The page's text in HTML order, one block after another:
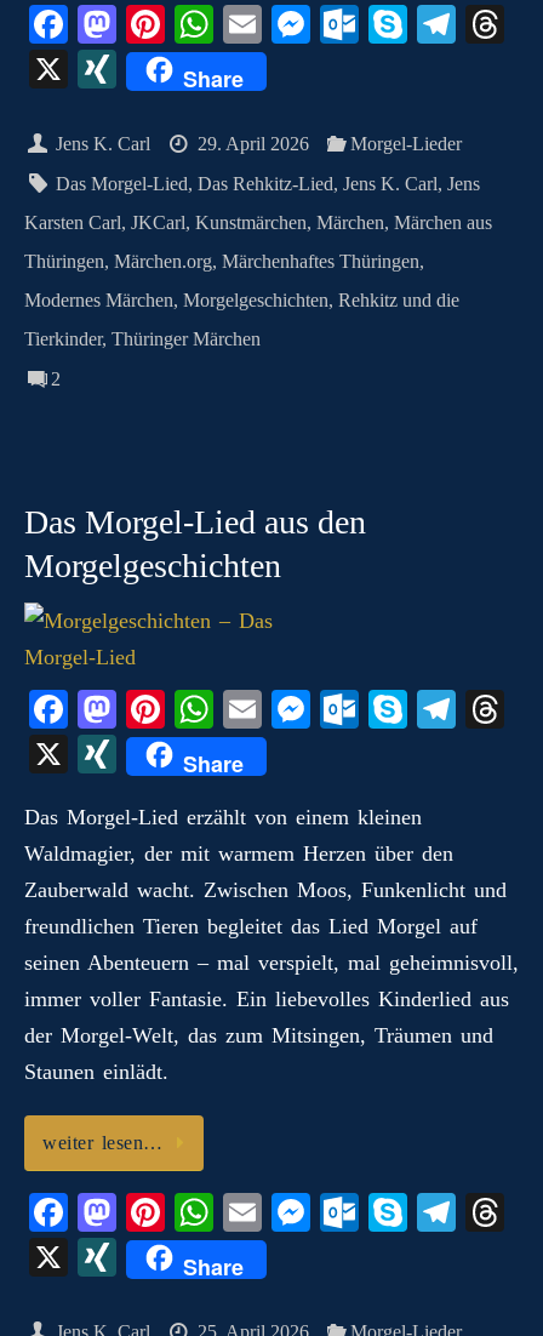
Fa
ce
bo
ok
M
as
to
do
n
Pi
nt
er
es
t
W
ha
ts
A
pp
E
m
ail
M
ng
er
O
ok
.c
o
m
S
Te
a
m
X
X
N
G
Share
Jens K. Carl 29. April 2026
Morgel-Lieder
Das Morgel-Lied,Das Rehkitz-Lied,Jens K. Carl,Jens
Karsten Carl, JKCarl, Kunstmärchen, Märchen, Märchen aus
Thüringen, Märchen.org, Märchenhaftes Thüringen,
Modernes Märchen, Morgelgeschichten, Rehkitz und die
Tierkinder, Thüringer Märchen
2
Das Morgel-Lied aus den
Morgelgeschichten
Fa
ce
bo
ok
M
as
to
do
n
Pi
nt
er
es
t
W
ha
ts
A
pp
E
m
ail
M
ng
er
O
ok
.c
o
m
S
Te
X
X
N
G
Share
Das Morgel‑Lied erzählt von einem kleinen
Waldmagier, der mit warmem Herzen über den
Zauberwald wacht. Zwischen Moos, Funkenlicht und
freundlichen Tieren begleitet das Lied Morgel auf
seinen Abenteuern – mal verspielt, mal geheimnisvoll,
immer voller Fantasie. Ein liebevolles Kinderlied aus
der Morgel‑Welt, das zum Mitsingen, Träumen und
Staunen einlädt.
weiter lesen…
Fa
ce
bo
M
as
to
Pi
nt
er
W
ha
ts
E
m
ail
M
O
S
Te
X
X
Share